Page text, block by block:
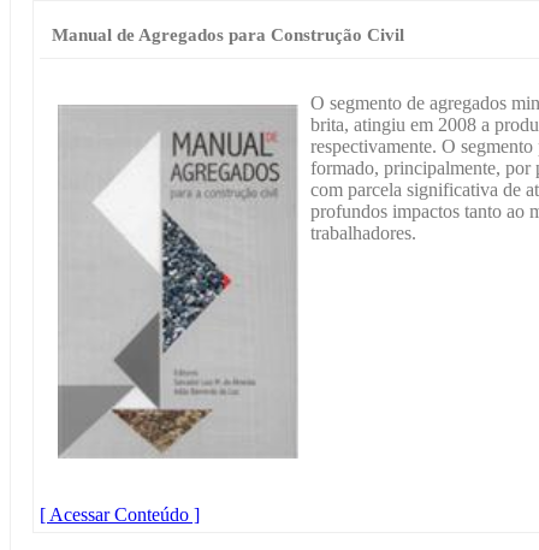
Manual de Agregados para Construção Civil
O segmento de agregados
brita, atingiu em 2008 a
respectivamente. O
formado, principalmente, por
com parcela significativa de
profundos impactos tanto ao
trabalhadores.
[ Acessar Conteúdo ]